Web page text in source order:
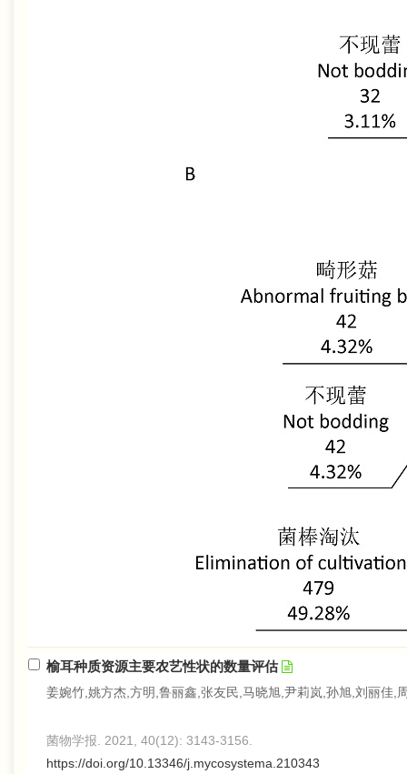
榆耳种质资源主要农艺性状的数量评估
姜婉竹,姚方杰,方明,鲁丽鑫,张友民,马晓旭,尹莉岚,孙旭,刘丽佳,
菌物学报. 2021, 40(12): 3143-3156.
https://doi.org/10.13346/j.mycosystema.210343